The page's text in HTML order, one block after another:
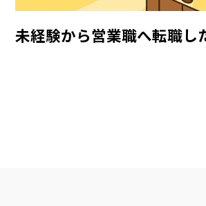
未経験から営業職へ転職し